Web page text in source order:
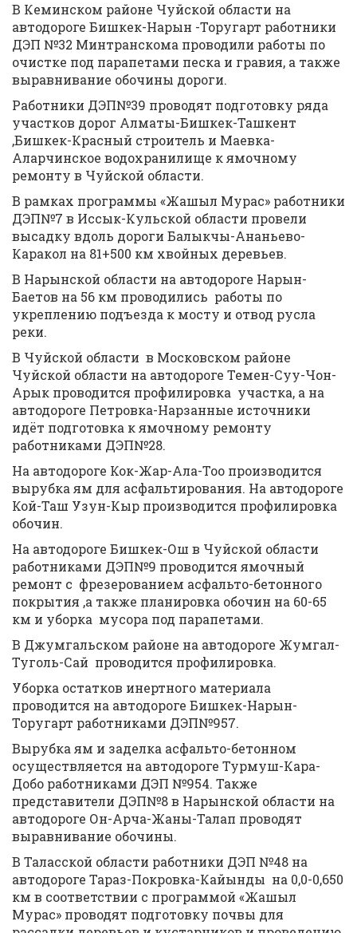
В Кеминском районе Чуйской области на
автодороге Бишкек-Нарын -Торугарт работники
ДЭП №32 Минтранскома проводили работы по
очистке под парапетами песка и гравия, а также
выравнивание обочины дороги.
Работники ДЭП№39 проводят подготовку ряда
участков дорог Алматы-Бишкек-Ташкент
,Бишкек-Красный строитель и Маевка-
Аларчинское водохранилище к ямочному
ремонту в Чуйской области.
В рамках программы «Жашыл Мурас» работники
ДЭП№7 в Иссык-Кульской области провели
высадку вдоль дороги Балыкчы-Ананьево-
Каракол на 81+500 км хвойных деревьев.
В Нарынской области на автодороге Нарын-
Баетов на 56 км проводились работы по
укреплению подъезда к мосту и отвод русла
реки.
В Чуйской области в Московском районе
Чуйской области на автодороге Темен-Суу-Чон-
Арык проводится профилировка участка, а на
автодороге Петровка-Нарзанные источники
идёт подготовка к ямочному ремонту
работниками ДЭП№28.
На автодороге Кок-Жар-Ала-Тоо производится
вырубка ям для асфальтирования. На автодороге
Кой-Таш Узун-Кыр производится профилировка
обочин.
На автодороге Бишкек-Ош в Чуйской области
работниками ДЭП№9 проводится ямочный
ремонт с фрезерованием асфальто-бетонного
покрытия ,а также планировка обочин на 60-65
км и уборка мусора под парапетами.
В Джумгальском районе на автодороге Жумгал-
Туголь-Сай проводится профилировка.
Уборка остатков инертного материала
проводится на автодороге Бишкек-Нарын-
Торугарт работниками ДЭП№957.
Вырубка ям и заделка асфальто-бетонном
осуществляется на автодороге Турмуш-Кара-
Добо работниками ДЭП №954. Также
представители ДЭП№8 в Нарынской области на
автодороге Он-Арча-Жаны-Талап проводят
выравнивание обочины.
В Таласской области работники ДЭП №48 на
автодороге Тараз-Покровка-Кайынды на 0,0-0,650
км в соответствии с программой «Жашыл
Мурас» проводят подготовку почвы для